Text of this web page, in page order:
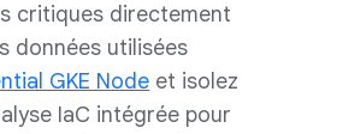
critiques directement
données utilisées
GKE Node et isolez
IaC intégrée pour